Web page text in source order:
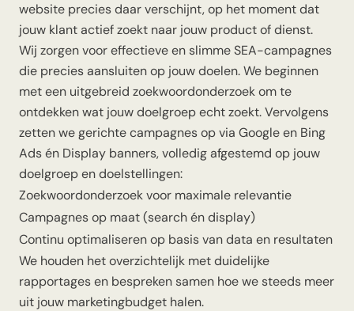
website precies daar verschijnt, op het moment dat
jouw klant actief zoekt naar jouw product of dienst.
Wij zorgen voor effectieve en slimme SEA-campagnes
die precies aansluiten op jouw doelen. We beginnen
met een uitgebreid zoekwoordonderzoekom te
ontdekken wat jouw doelgroep echt zoekt. Vervolgens
zetten we gerichte campagnes op via Google en Bing
Ads én Display banners, volledig afgestemd op jouw
doelgroep en doelstellingen:
Zoekwoordonderzoek voor maximale relevantie
Campagnes op maat (search én display)
Continu optimaliseren op basis van data en resultaten
We houden het overzichtelijk met duidelijke
rapportages en bespreken samen hoe we steeds meer
uit jouw marketingbudget halen.